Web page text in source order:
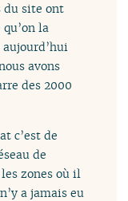
du site ont
la
avons
des 2000
c’est de
de
zones où il
a jamais eu